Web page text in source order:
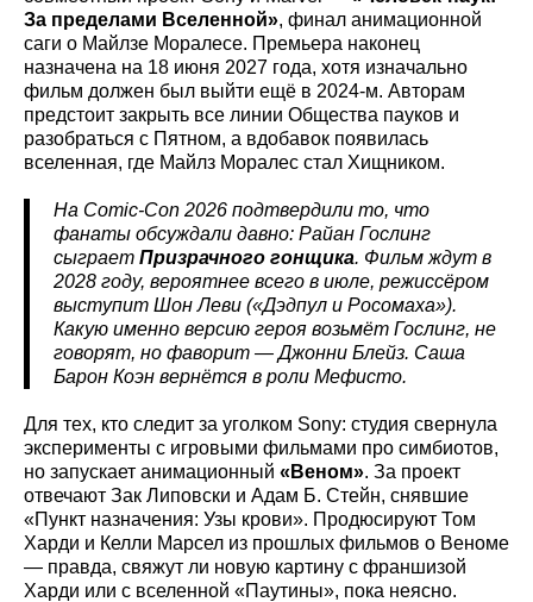
За пределами Вселенной», финал анимационной
саги о Майлзе Моралесе. Премьера наконец
назначена на 18 июня 2027 года, хотя изначально
фильм должен был выйти ещё в 2024-м. Авторам
предстоит закрыть все линии Общества пауков и
разобраться с Пятном, а вдобавок появилась
вселенная, где Майлз Моралес стал Хищником.
На Comic-Con 2026 подтвердили то, что
фанаты обсуждали давно: Райан Гослинг
сыграет Призрачного гонщика. Фильм ждут в
2028 году, вероятнее всего в июле, режиссёром
выступит Шон Леви («Дэдпул и Росомаха»).
Какую именно версию героя возьмёт Гослинг, не
говорят, но фаворит — Джонни Блейз. Саша
Барон Коэн вернётся в роли Мефисто.
Для тех, кто следит за уголком Sony: студия свернула
эксперименты с игровыми фильмами про симбиотов,
но запускает анимационный «Веном». За проект
отвечают Зак Липовски и Адам Б. Стейн, снявшие
«Пункт назначения: Узы крови». Продюсируют Том
Харди и Келли Марсел из прошлых фильмов о Веноме
— правда, свяжут ли новую картину с франшизой
Харди или с вселенной «Паутины», пока неясно.